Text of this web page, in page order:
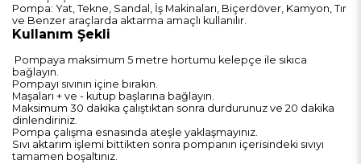
Pompa: Yat, Tekne, Sandal, İş Makinaları, Biçerdöver, Kamyon, Tır
ve Benzer araçlarda aktarma amaçlı kullanılır.
Kullanım Şekli
Pompaya maksimum 5 metre hortumu kelepçe ile sıkıca
bağlayın.
Pompayı sıvının içine bırakın.
Maşaları + ve - kutup başlarına bağlayın.
Maksimum 30 dakika çalıştıktan sonra durdurunuz ve 20 dakika
dinlendiriniz.
Pompa çalışma esnasında ateşle yaklaşmayınız.
Sıvı aktarım işlemi bittikten sonra pompanın içerisindeki sıvıyı
tamamen boşaltınız.